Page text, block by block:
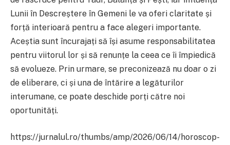
Lunii în Descreștere în Gemeni le va oferi claritate și
forță interioară pentru a face alegeri importante.
Aceștia sunt încurajați să își asume responsabilitatea
pentru viitorul lor și să renunțe la ceea ce îi împiedică
să evolueze. Prin urmare, se preconizează nu doar o zi
de eliberare, ci și una de întărire a legăturilor
interumane, ce poate deschide porți către noi
oportunități.
https://jurnalul.ro/thumbs/amp/2026/06/14/horoscop-